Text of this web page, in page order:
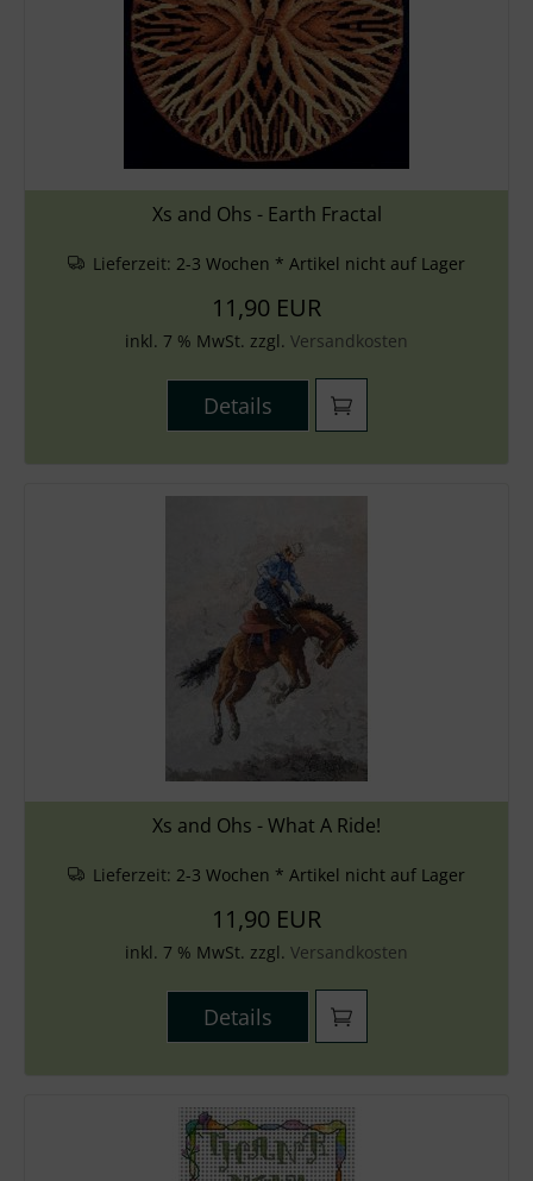
Xs and Ohs - Earth Fractal
Lieferzeit: 2-3 Wochen * Artikel nicht auf Lager
11,90 EUR
inkl. 7 % MwSt. zzgl. Versandkosten
Details
Xs and Ohs - What A Ride!
Lieferzeit: 2-3 Wochen * Artikel nicht auf Lager
11,90 EUR
inkl. 7 % MwSt. zzgl. Versandkosten
Details